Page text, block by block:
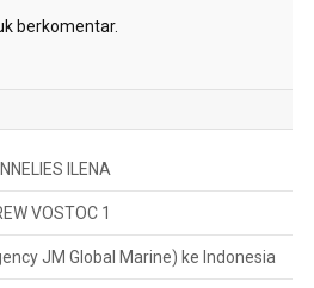
berkomentar.
ILENA
VOSTOC 1
JM Global Marine) ke Indonesia